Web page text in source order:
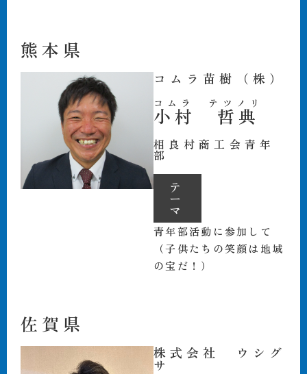
熊本県
コムラ苗樹（株）
コムラ テツノリ
小村 哲典
相良村商工会青年
部
テ
ー
マ
青年部活動に参加して
（子供たちの笑顔は地域
の宝だ！）
佐賀県
株式会社 ウシグ
サ